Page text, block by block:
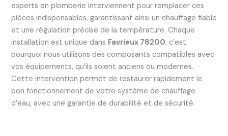
experts en plomberie interviennent pour remplacer ces
pièces indispensables, garantissant ainsi un chauffage fiable
et une régulation précise de la température. Chaque
installation est unique dans Favrieux 78200, c’est
pourquoi nous utilisons des composants compatibles avec
vos équipements, qu’ils soient anciens ou modernes.
Cette intervention permet de restaurer rapidement le
bon fonctionnement de votre système de chauffage
d’eau, avec une garantie de durabilité et de sécurité.